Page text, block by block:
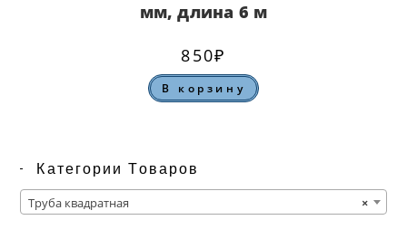
мм, длина 6 м
850₽
В корзину
Категории Товаров
×
Труба квадратная